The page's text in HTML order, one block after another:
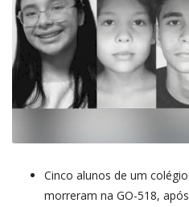
VÍDEOS
NOTÍCIAS
CONECTE-SE
REGISTO
Cinco alunos de um
morreram na GO-518,